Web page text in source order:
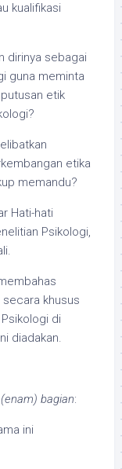
kualifikasi
dirinya sebagai
guna meminta
etik
etika
memandu?
Hati-hati
Psikologi,
khusus
di
diadakan.
bagian:
ini